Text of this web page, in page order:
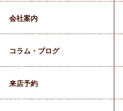
会社案内
コラム・ブログ
来店予約